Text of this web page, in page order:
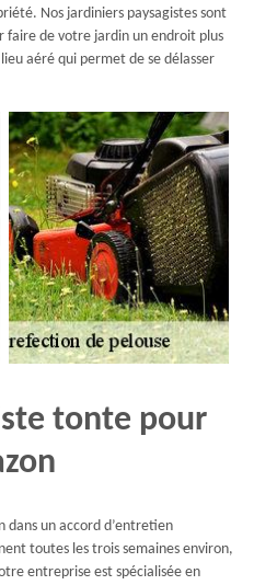
Nos jardiniers paysagistes sont
faire de votre jardin un endroit plus
aéré qui permet de se délasser
tonte pour
dans un accord d’entretien
toutes les trois semaines environ,
entreprise est spécialisée en